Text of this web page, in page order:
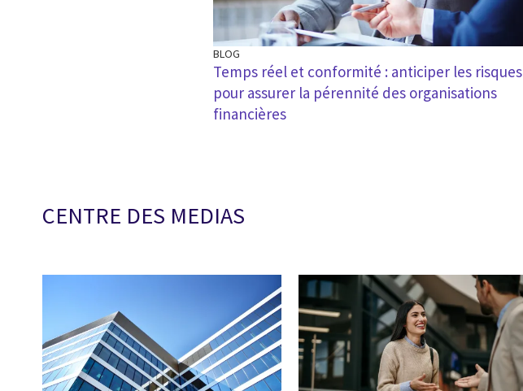
BLOG
Temps réel et conformité : anticiper les risques
pour assurer la pérennité des organisations
financières
CENTRE DES MEDIAS